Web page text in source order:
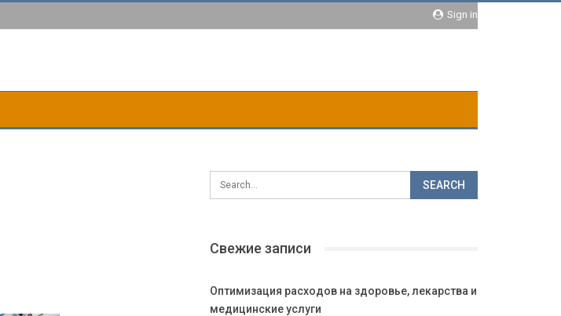
Sign in
Свежие записи
Оптимизация расходов на здоровье, лекарства и
медицинские услуги